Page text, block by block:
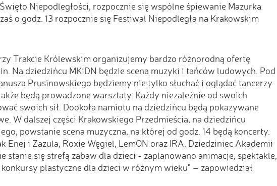
Niepodległości, rozpocznie się wspólne śpiewanie Mazurka
o godz. 13 rozpocznie się Festiwal Niepodległa na Krakowskim
Trakcie Królewskim organizujemy bardzo różnorodną ofertę
Na dziedzińcu MKiDN będzie scena muzyki i tańców ludowych. Pod
Prusinowskiego będziemy nie tylko słuchać i oglądać tancerzy
będą prowadzone warsztaty. Każdy niezależnie od swoich
swoich sił. Dookoła namiotu na dziedzińcu będą pokazywane
W dalszej części Krakowskiego Przedmieścia, na dziedzińcu
powstanie scena muzyczna, na której od godz. 14 będą koncerty.
Enej i Zazula, Roxie Węgiel, LemON oraz IRA. Dziedziniec Akademii
stanie się strefą zabaw dla dzieci - zaplanowano animacje, spektakle,
plastyczne dla dzieci w różnym wieku" – zapowiedział